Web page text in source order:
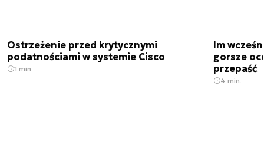
Ostrzeżenie przed krytycznymi
podatnościami w systemie Cisco
1 min.
Im
gorsze
przepaść
4 min.